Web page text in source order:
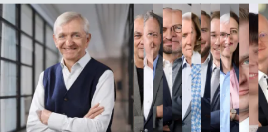
Hauptnavigation
Kooperationen
Leistungen